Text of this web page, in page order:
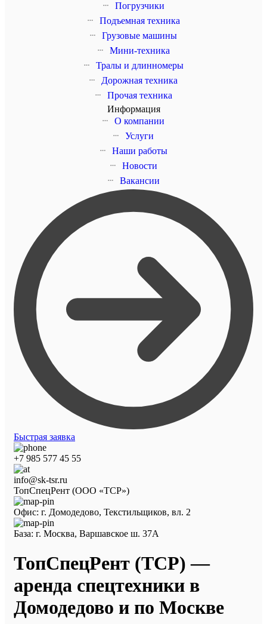
Погрузчики
Подъемная техника
Грузовые машины
Мини-техника
Тралы и длинномеры
Дорожная техника
Прочая техника
Информация
О компании
Услуги
Наши работы
Новости
Вакансии
Быстрая заявка
+7 985 577 45 55
info@sk-tsr.ru
ТопСпецРент (ООО «ТСР»)
Офис: г. Домодедово, Текстильщиков, вл. 2
База: г. Москва, Варшавское ш. 37А
ТопСпецРент (ТСР) —
аренда спецтехники в
Домодедово и по Москве